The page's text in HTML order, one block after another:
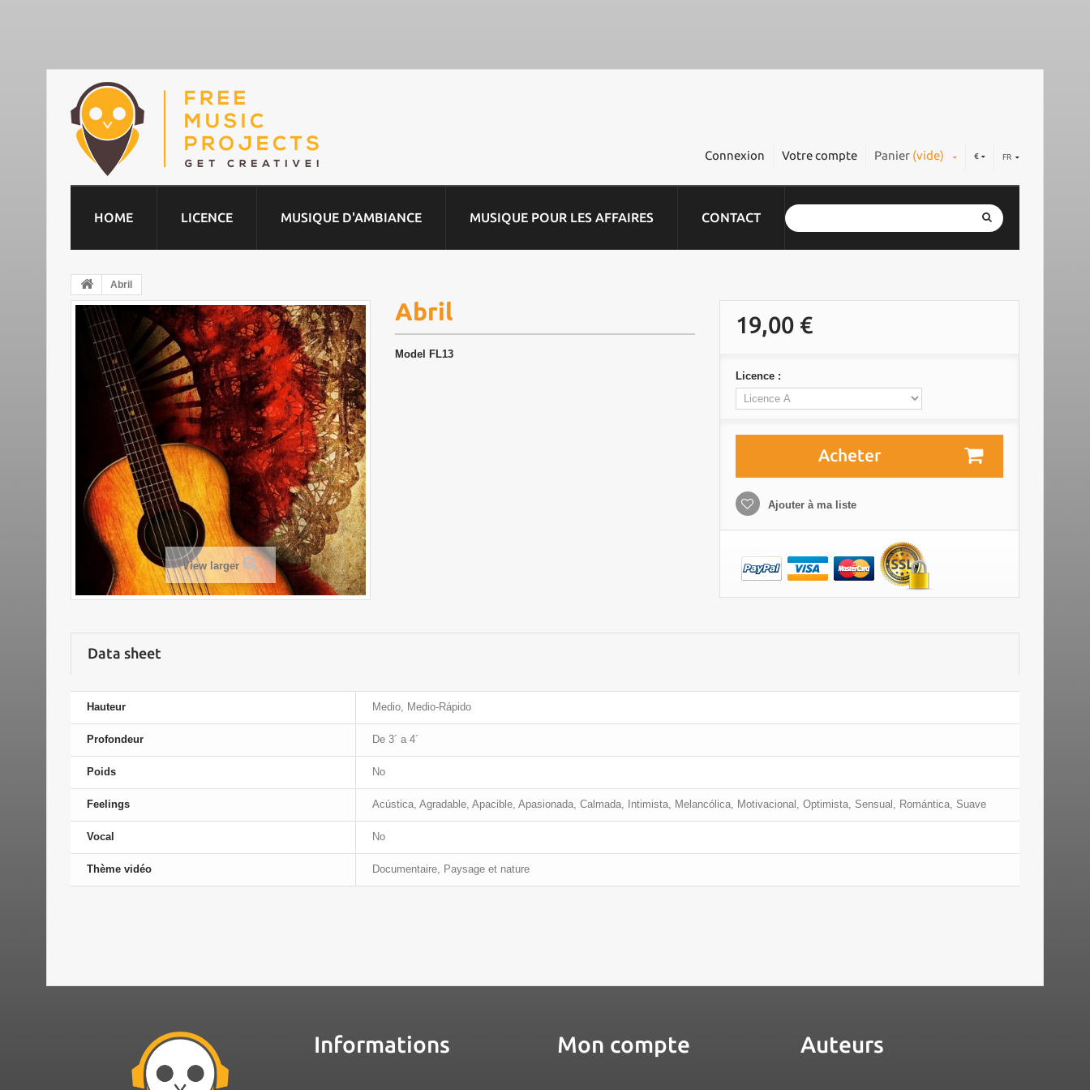
FR
€
Panier (vide)
Votre compte
Connexion
HOME LICENCE MUSIQUE D'AMBIANCE MUSIQUE POUR LES AFFAIRES CONTACT
Abril
View larger
Abril
Model FL13
19,00 €
Licence :
Acheter
Ajouter à ma liste
Data sheet
Hauteur Medio, Medio-Rápido
Profondeur De 3´ a 4´
Poids No
Feelings Acústica, Agradable, Apacible, Apasionada, Calmada, Intimista, Melancólica, Motivacional, Optimista, Sensual, Romántica, Suave
Vocal No
Thème vidéo Documentaire, Paysage et nature
Informations Mon compte Auteurs